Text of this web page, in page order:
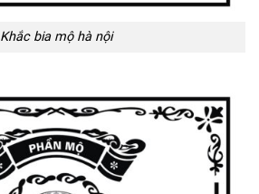
Khắc bia mộ hà nội